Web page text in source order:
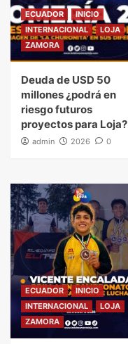
ECUADOR
INICIO
INTERNACIONAL
LOJA
ZAMORA
Deuda de USD 50
millones ¿podrá en
riesgo futuros
proyectos para Loja?
admin 2026 0
ECUADOR
INICIO
INTERNACIONAL
LOJA
ZAMORA